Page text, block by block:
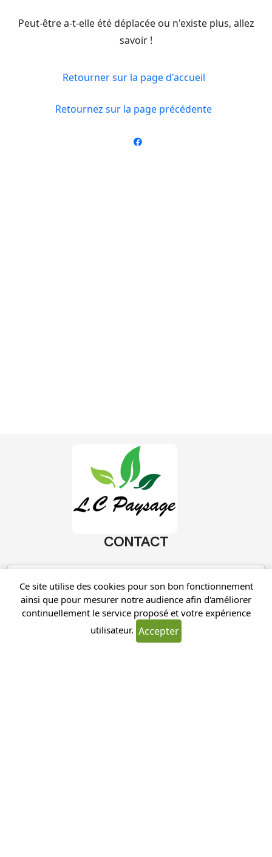
Peut-être a-t-elle été déplacée ou n'existe plus, allez
savoir !
Retourner sur la page d'accueil
Retournez sur la page précédente
CONTACT
Ce site utilise des cookies pour son bon fonctionnement
ainsi que pour mesurer notre audience afin d'améliorer
continuellement le service proposé et votre expérience
utilisateur. Accepter